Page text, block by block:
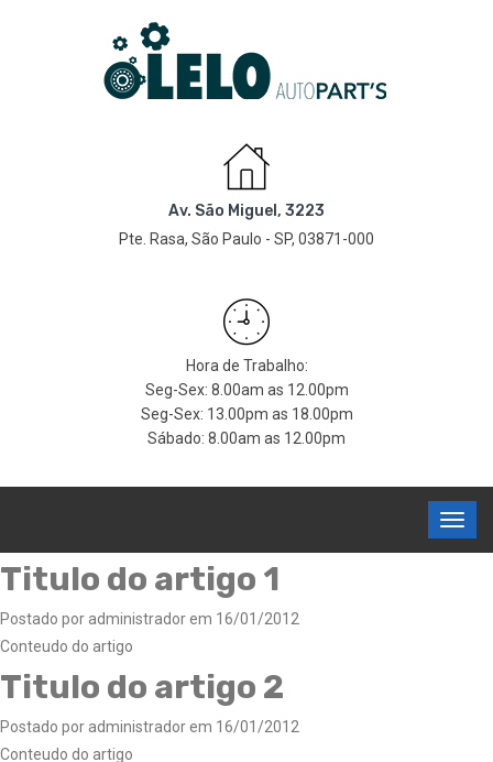
Av. São Miguel, 3223
Pte. Rasa, São Paulo - SP, 03871-000
Hora de Trabalho:
Seg-Sex: 8.00am as 12.00pm
Seg-Sex: 13.00pm as 18.00pm
Sábado: 8.00am as 12.00pm
Titulo do artigo 1
Postado por administrador em 16/01/2012
Conteudo do artigo
Titulo do artigo 2
Postado por administrador em 16/01/2012
Conteudo do artigo